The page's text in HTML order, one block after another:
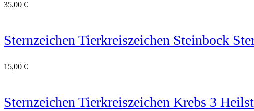
35,00 €
Sternzeichen Tierkreiszeichen Steinbock
15,00 €
Sternzeichen Tierkreiszeichen Krebs 3